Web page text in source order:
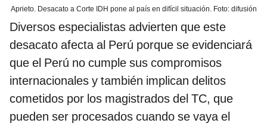
Aprieto. Desacato a Corte IDH pone al país en difícil situación. Foto: difusión
Diversos especialistas advierten que este
desacato afecta al Perú porque se evidenciará
que el Perú no cumple sus compromisos
internacionales y también implican delitos
cometidos por los magistrados del TC, que
pueden ser procesados cuando se vaya el